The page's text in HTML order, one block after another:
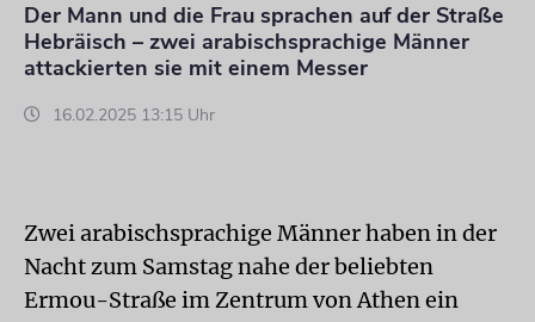
Der Mann und die Frau sprachen auf der Straße
Hebräisch – zwei arabischsprachige Männer
attackierten sie mit einem Messer
16.02.2025 13:15 Uhr
Zwei arabischsprachige Männer haben in der
Nacht zum Samstag nahe der beliebten
Ermou-Straße im Zentrum von Athen ein